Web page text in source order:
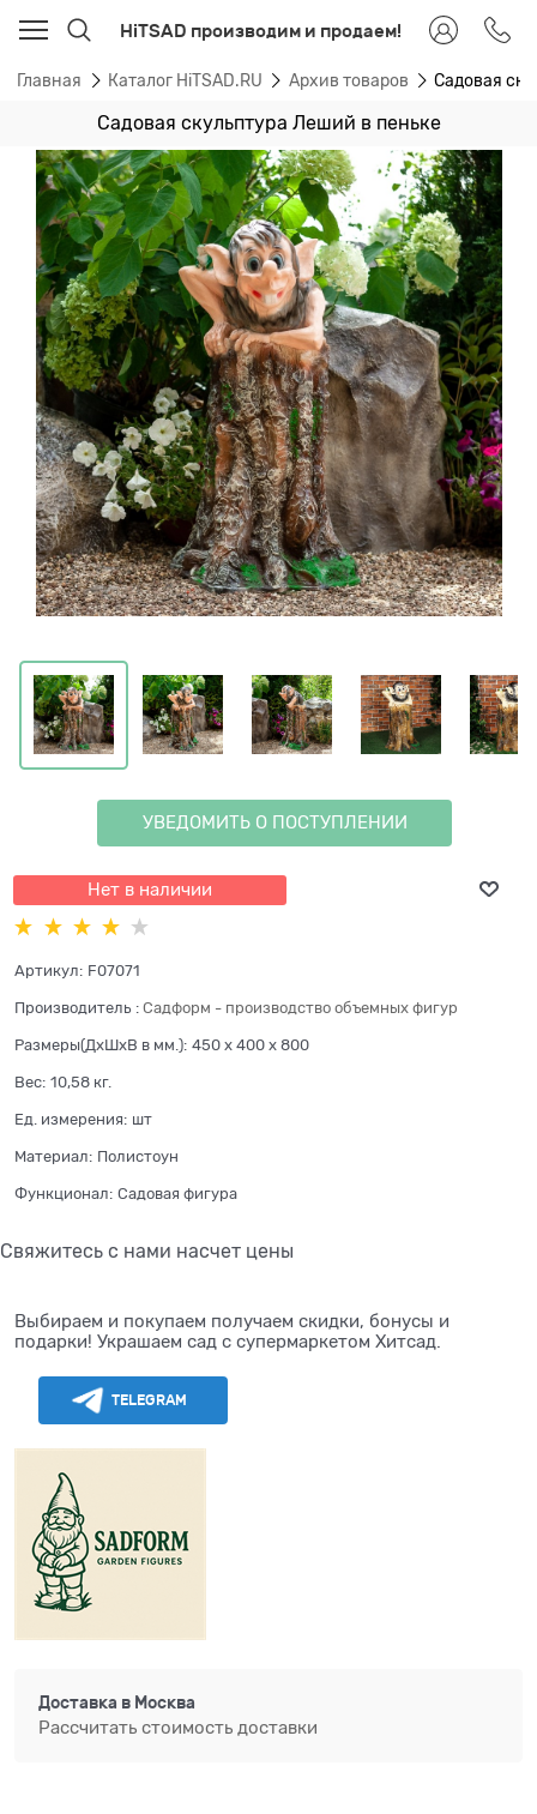
HiTSAD производим и продаем!
Главная Каталог HiTSAD.RU Архив товаров Садовая
Садовая скульптура Леший в пеньке
УВЕДОМИТЬ О ПОСТУПЛЕНИИ
Нет в наличии
Артикул: F07071
Производитель : Садформ - производство объемных фигур
Размеры(ДхШхВ в мм.): 450 x 400 x 800
Вес: 10,58 кг.
Ед. измерения: шт
Материал: Полистоун
Функционал: Садовая фигура
Свяжитесь с нами насчет цены
Выбираем и покупаем получаем скидки, бонусы и
подарки! Украшаем сад с супермаркетом Хитсад.
TELEGRAM
Доставка в Москва
Рассчитать стоимость доставки